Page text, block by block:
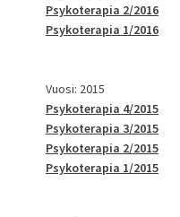
Psykoterapia 2/2016
Psykoterapia 1/2016
Vuosi: 2015
Psykoterapia 4/2015
Psykoterapia 3/2015
Psykoterapia 2/2015
Psykoterapia 1/2015